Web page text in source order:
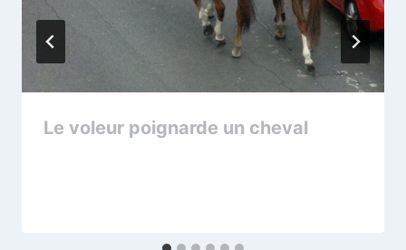
Le voleur poignarde un cheval